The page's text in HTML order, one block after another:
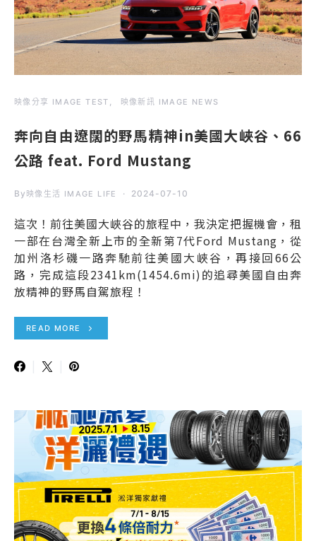
映像分享 IMAGE TEST 映像新訊 IMAGE NEWS
奔向自由遼闊的野馬精神in美國大峽谷、66
公路 feat. Ford Mustang
By 映像生活 IMAGE LIFE 2024-07-10
這次！前往美國大峽谷的旅程中，我決定把握機會，租
一部在台灣全新上市的全新第7代Ford Mustang，從
加州洛杉磯一路奔馳前往美國大峽谷，再接回66公
路，完成這段2341km(1454.6mi)的追尋美國自由奔
放精神的野馬自駕旅程！
READ MORE